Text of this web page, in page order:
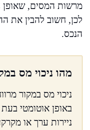
מרשות המסים, שאופן
לכן, חשוב להבין את
הנכס.
מהו ניכוי מס
ניכוי מס במקור
באופן אוטומטי
ניירות ערך או